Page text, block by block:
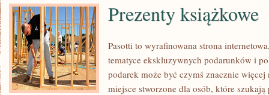
Prezenty książkowe
Pasotti to wyrafinowana strona
tematyce ekskluzywnych podarunków i
podarek może być czymś znacznie
miejsce stworzone dla osób, które